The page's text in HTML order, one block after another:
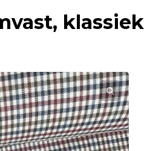
klassiek